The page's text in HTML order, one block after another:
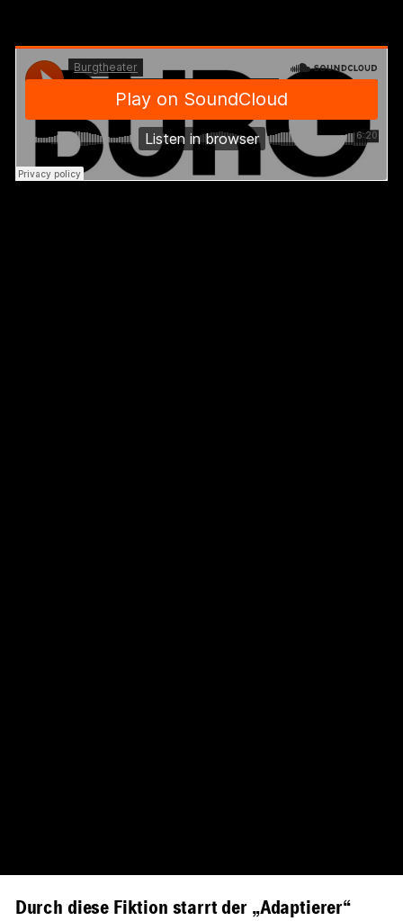
Durch diese Fiktion starrt der „Adaptierer“